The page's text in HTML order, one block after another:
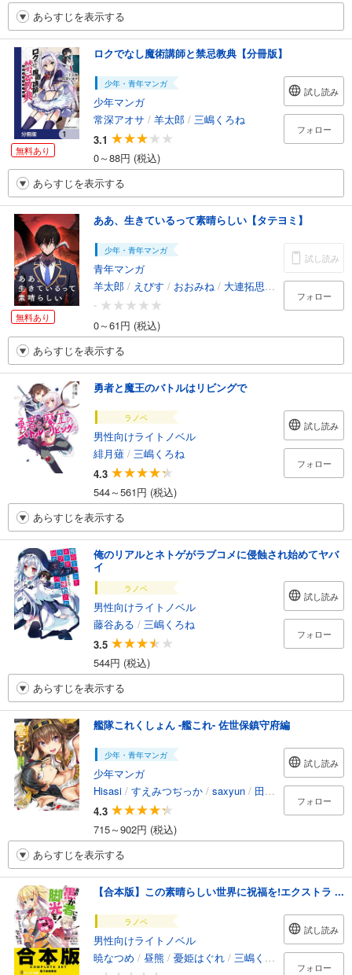
あらすじを表示する
無料あり
ロクでなし魔術講師と禁忌教典【分冊版】
少年・青年マンガ
少年マンガ
常深アオサ / 羊太郎 / 三嶋くろね
3.1
0～88円 (税込)
試し読み
フォロー
あらすじを表示する
無料あり
ああ、生きているって素晴らしい【タテヨミ】
少年・青年マンガ
青年マンガ
羊太郎 / えびす / おおみね / 大連拓思科技
-
0～61円 (税込)
試し読み
フォロー
あらすじを表示する
勇者と魔王のバトルはリビングで
ラノベ
男性向けライトノベル
緋月薙 / 三嶋くろね
4.3
544～561円 (税込)
試し読み
フォロー
あらすじを表示する
俺のリアルとネトゲがラブコメに侵蝕され始めてヤバ
イ
ラノベ
男性向けライトノベル
藤谷ある / 三嶋くろね
3.5
544円 (税込)
試し読み
フォロー
あらすじを表示する
艦隊これくしょん -艦これ- 佐世保鎮守府編
少年・青年マンガ
少年マンガ
Hisasi / すえみつぢっか / saxyun / 田中謙介（『艦これ』開発／運営）
4.3
715～902円 (税込)
試し読み
フォロー
あらすじを表示する
【合本版】この素晴らしい世界に祝福を!エクストラ ...
ラノベ
男性向けライトノベル
暁なつめ / 昼熊 / 憂姫はぐれ / 三嶋くろね
試し読み
フォロー